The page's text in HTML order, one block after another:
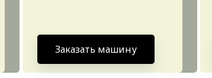
Заказать машину